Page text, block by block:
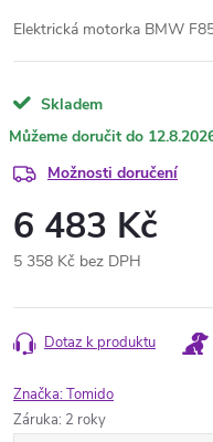
Elektrická motorka BMW
Skladem
Možnosti doručení
6 483 Kč
5 358 Kč bez DPH
cena:
Dotaz k produktu
Značka:Tomido
Záruka: 2 roky